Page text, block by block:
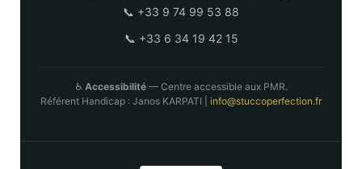
📞 +33 9 74 99 53 88
📞 +33 6 34 19 42 15
♿ Accessibilité— Centre accessible aux PMR.
Référent Handicap : Janos KARPATI | info@stuccoperfection.fr